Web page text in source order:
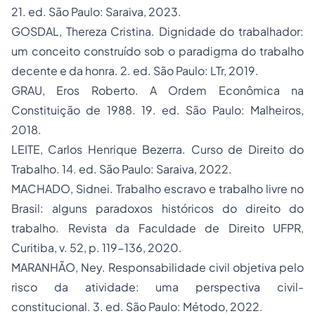
21. ed. São Paulo: Saraiva, 2023.
GOSDAL, Thereza Cristina. Dignidade do trabalhador:
um conceito construído sob o paradigma do trabalho
decente e da honra. 2. ed. São Paulo: LTr, 2019.
GRAU, Eros Roberto. A Ordem Econômica na
Constituição de 1988. 19. ed. São Paulo: Malheiros,
2018.
LEITE, Carlos Henrique Bezerra. Curso de Direito do
Trabalho. 14. ed. São Paulo: Saraiva, 2022.
MACHADO, Sidnei. Trabalho escravo e trabalho livre no
Brasil: alguns paradoxos históricos do direito do
trabalho. Revista da Faculdade de Direito UFPR,
Curitiba, v. 52, p. 119-136, 2020.
MARANHÃO, Ney. Responsabilidade civil objetiva pelo
risco da atividade: uma perspectiva civil-
constitucional. 3. ed. São Paulo: Método, 2022.